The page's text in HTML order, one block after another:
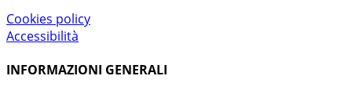
Cookies policy
Accessibilità
INFORMAZIONI GENERALI